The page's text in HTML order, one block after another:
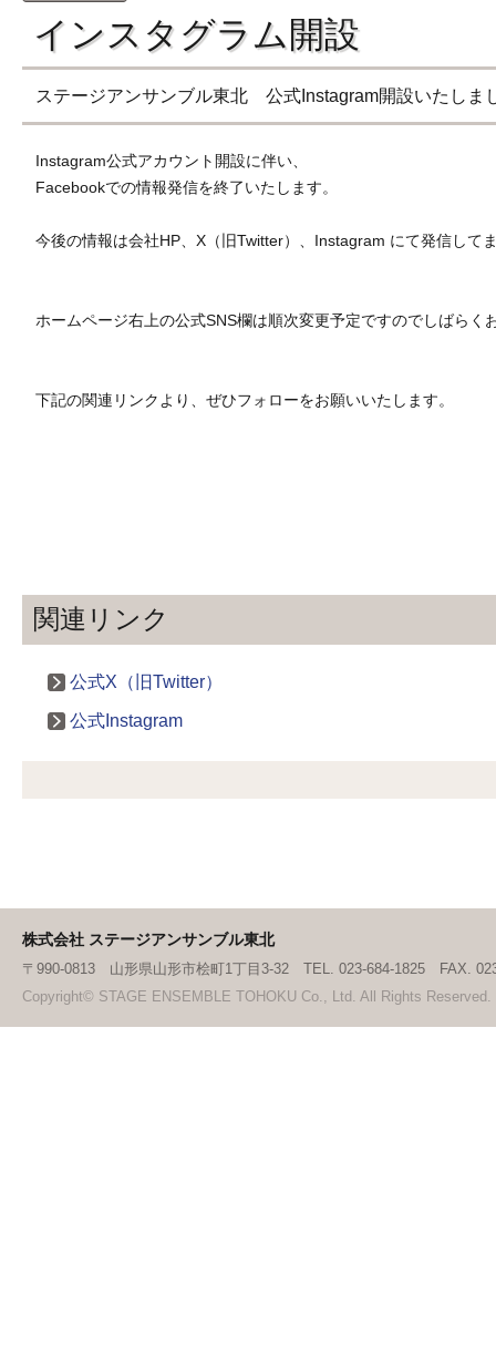
インスタグラム開設
ステージアンサンブル東北 公式Instagram開設いたしま
Instagram公式アカウント開設に伴い、
Facebookでの情報発信を終了いたします。
今後の情報は会社HP、X（旧Twitter）、Instagram にて発信して
ホームページ右上の公式SNS欄は順次変更予定ですのでしばらく
下記の関連リンクより、ぜひフォローをお願いいたします。
関連リンク
公式X（旧Twitter）
公式Instagram
株式会社 ステージアンサンブル東北
〒990-0813 山形県山形市桧町1丁目3-32 TEL. 023-684-1825 FAX.
Copyright© STAGE ENSEMBLE TOHOKU Co., Ltd. All Rights Reserved.